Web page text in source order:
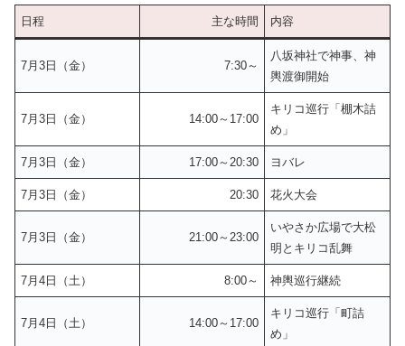
日程 主な時間 内容
7月3日（金） 7:30～
八坂神社で神事、神
輿渡御開始
7月3日（金） 14:00～17:00
キリコ巡行「棚木詰
め」
7月3日（金） 17:00～20:30 ヨバレ
7月3日（金） 20:30 花火大会
7月3日（金） 21:00～23:00
いやさか広場で大松
明とキリコ乱舞
7月4日（土） 8:00～ 神輿巡行継続
7月4日（土） 14:00～17:00
キリコ巡行「町詰
め」